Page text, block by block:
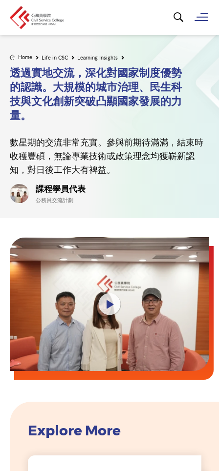
Search for
Home Life in CSC Learning Insights
透過實地交流，深化對國家制度優勢
的認識。大規模的城市治理、民生科
技與文化創新突破凸顯國家發展的力
量。
數星期的交流非常充實。參與前期待滿滿，結束時
收穫豐碩，無論專業技術或政策理念均獲嶄新認
知，對日後工作大有裨益。
課程學員代表
公務員交流計劃
Explore More